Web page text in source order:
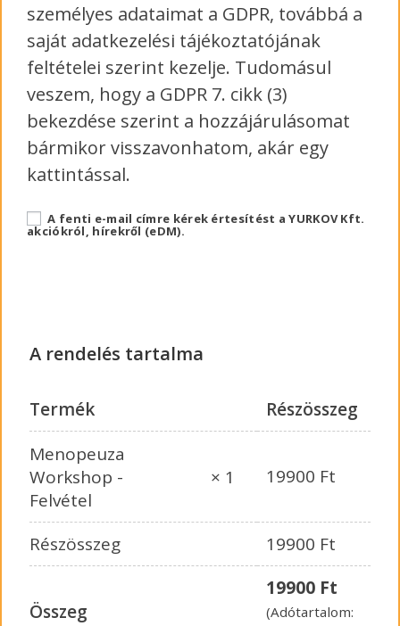
személyes adataimat a GDPR, továbbá a
saját adatkezelési tájékoztatójának
feltételei szerint kezelje. Tudomásul
veszem, hogy a GDPR 7. cikk (3)
bekezdése szerint a hozzájárulásomat
bármikor visszavonhatom, akár egy
kattintással.
A fenti e-mail címre kérek értesítést a YURKOV Kft.
akciókról, hírekről (eDM).
A rendelés tartalma
Termék
Részösszeg
Menopeuza
Workshop -
Felvétel
× 1 19900 Ft
Részösszeg 19900 Ft
Összeg
19900 Ft
(Adótartalom: